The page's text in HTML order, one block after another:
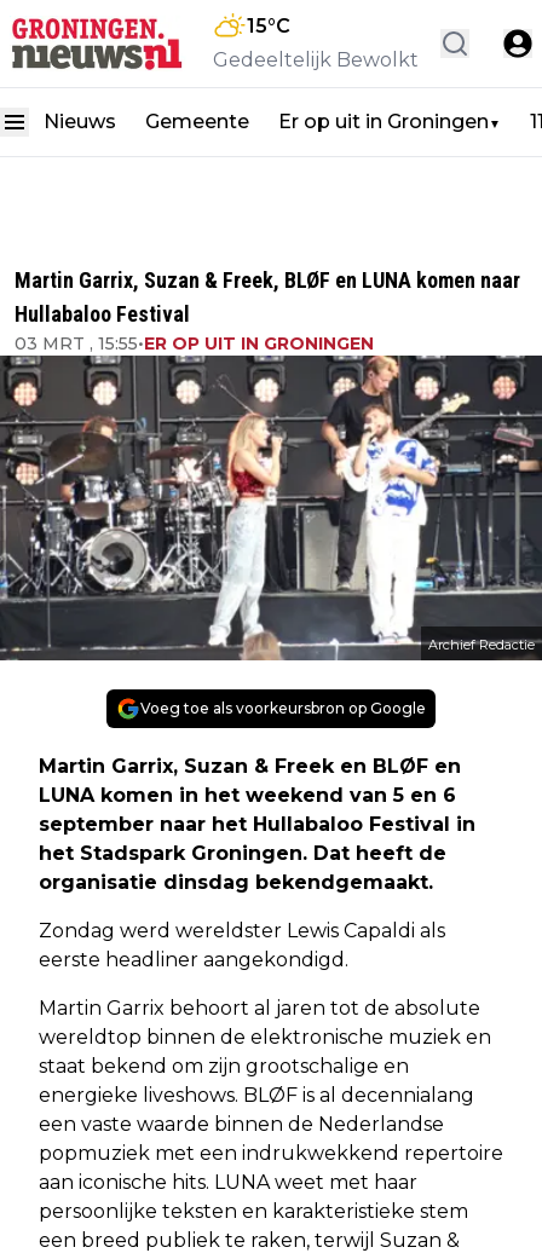
15°C
Gedeeltelijk Bewolkt
Nieuws Gemeente Er op uit in Groningen ▼
Martin Garrix, Suzan & Freek, BLØF en LUNA komen naar
Hullabaloo Festival
03 MRT , 15:55•ER OP UIT IN GRONINGEN
Archief Redactie
Voeg toe als voorkeursbron op Google
Martin Garrix, Suzan & Freek en BLØF en
LUNA komen in het weekend van 5 en 6
september naar het Hullabaloo Festival in
het Stadspark Groningen. Dat heeft de
organisatie dinsdag bekendgemaakt.
Zondag werd wereldster Lewis Capaldi als
eerste headliner aangekondigd.
Martin Garrix behoort al jaren tot de absolute
wereldtop binnen de elektronische muziek en
staat bekend om zijn grootschalige en
energieke liveshows. BLØF is al decennialang
een vaste waarde binnen de Nederlandse
popmuziek met een indrukwekkend repertoire
aan iconische hits. LUNA weet met haar
persoonlijke teksten en karakteristieke stem
een breed publiek te raken, terwijl Suzan &